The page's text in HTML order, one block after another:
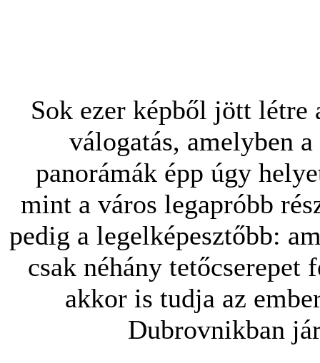
Sok ezer képből jött létre
válogatás, amelyben a
panorámák épp úgy
mint a város legapróbb
pedig a legelképesztőbb:
csak néhány tetőcserepet
akkor is tudja az
Dubrovnikban